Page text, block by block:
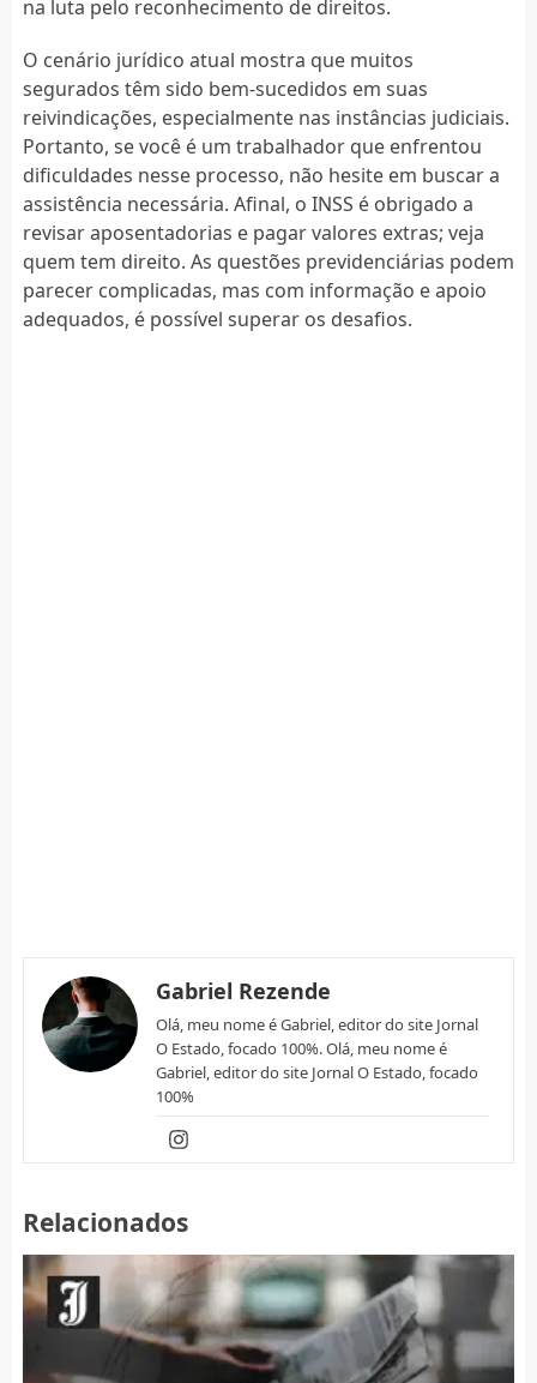
na luta pelo reconhecimento de direitos.
O cenário jurídico atual mostra que muitos
segurados têm sido bem-sucedidos em suas
reivindicações, especialmente nas instâncias judiciais.
Portanto, se você é um trabalhador que enfrentou
dificuldades nesse processo, não hesite em buscar a
assistência necessária. Afinal, o INSS é obrigado a
revisar aposentadorias e pagar valores extras; veja
quem tem direito. As questões previdenciárias podem
parecer complicadas, mas com informação e apoio
adequados, é possível superar os desafios.
Gabriel Rezende
Olá, meu nome é Gabriel, editor do site Jornal
O Estado, focado 100%. Olá, meu nome é
Gabriel, editor do site Jornal O Estado, focado
100%
Relacionados